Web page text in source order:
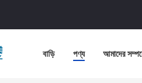
বাড়ি পণ্য আমাদের